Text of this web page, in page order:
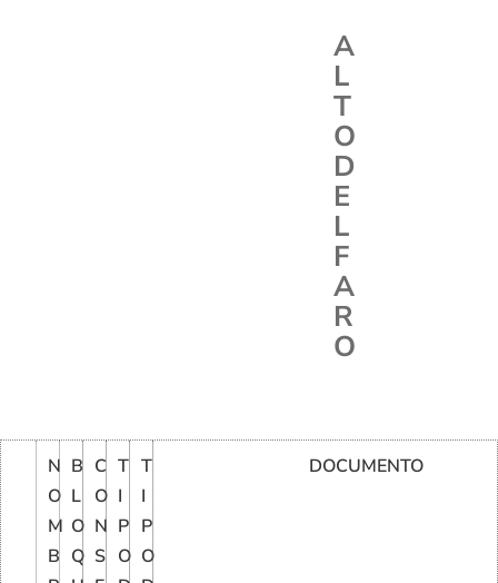
A
L
T
O
D
E
L
F
A
R
O
N
O
M
B
B
L
O
Q
C
O
N
S
T
I
P
O
T
I
P
O
DOCUMENTO